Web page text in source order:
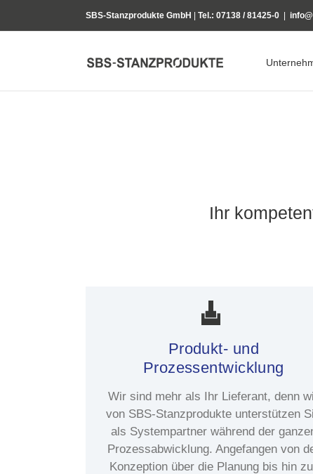
SBS-Stanzprodukte GmbH Tel.: 07138 / 81425-0
Ihr
Produkt- und
Prozessentwicklung
Wir sind mehr als Ihr Lieferant, denn
von SBS-Stanzprodukte unterstützen
als Systempartner während der
Prozessabwicklung. Angefangen von
Konzeption über die Planung bis hin